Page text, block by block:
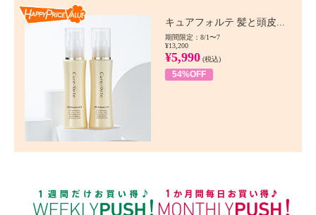
キュアフォルテ 髪と頭皮...
期間限定：8/1〜7
¥13,200
¥5,990 (税込)
54%OFF